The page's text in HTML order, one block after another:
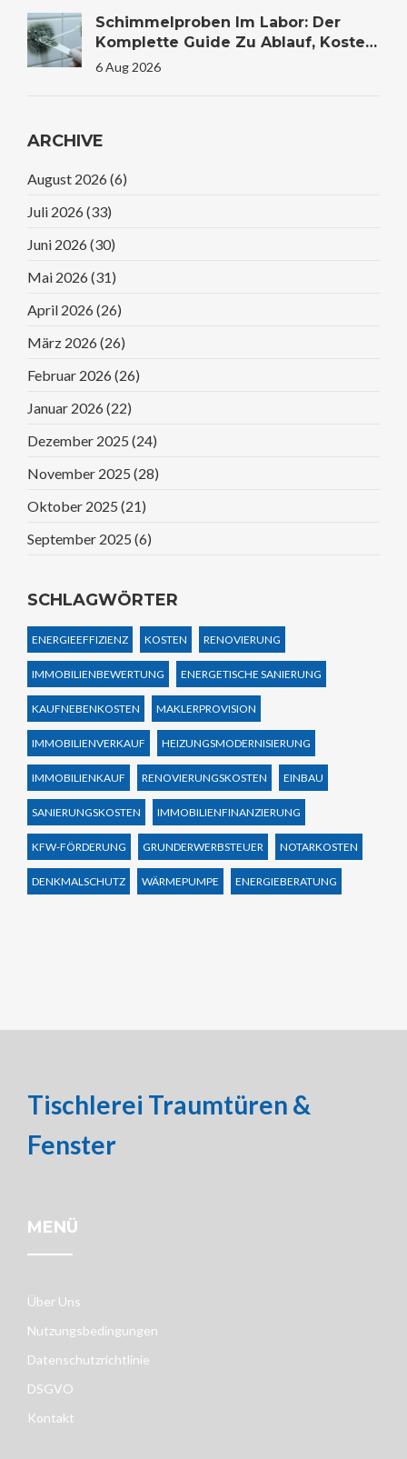
Schimmelproben Im Labor: Der
Komplette Guide Zu Ablauf, Kosten
Und Auswertung
6 Aug 2026
ARCHIVE
August 2026 (6)
Juli 2026 (33)
Juni 2026 (30)
Mai 2026 (31)
April 2026 (26)
März 2026 (26)
Februar 2026 (26)
Januar 2026 (22)
Dezember 2025 (24)
November 2025 (28)
Oktober 2025 (21)
September 2025 (6)
SCHLAGWÖRTER
ENERGIEEFFIZIENZ KOSTEN RENOVIERUNG
IMMOBILIENBEWERTUNG ENERGETISCHE SANIERUNG
KAUFNEBENKOSTEN MAKLERPROVISION
IMMOBILIENVERKAUF HEIZUNGSMODERNISIERUNG
IMMOBILIENKAUF RENOVIERUNGSKOSTEN EINBAU
SANIERUNGSKOSTEN IMMOBILIENFINANZIERUNG
KFW-FÖRDERUNG GRUNDERWERBSTEUER NOTARKOSTEN
DENKMALSCHUTZ WÄRMEPUMPE ENERGIEBERATUNG
Tischlerei Traumtüren &
Fenster
MENÜ
Über Uns
Nutzungsbedingungen
Datenschutzrichtlinie
DSGVO
Kontakt